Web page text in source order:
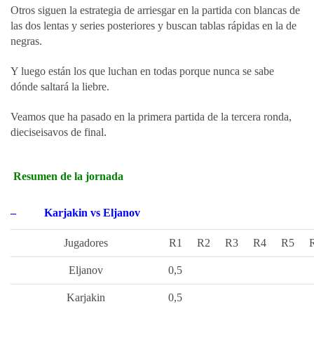
Otros siguen la estrategia de arriesgar en la partida con blancas de
las dos lentas y series posteriores y buscan tablas rápidas en la de
negras.
Y luego están los que luchan en todas porque nunca se sabe
dónde saltará la liebre.
Veamos que ha pasado en la primera partida de la tercera ronda,
dieciseisavos de final.
Resumen de la jornada
– Karjakin vs Eljanov
Jugadores R1 R2 R3 R4 R5
Eljanov 0,5
Karjakin 0,5